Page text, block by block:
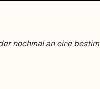
nochmal an eine